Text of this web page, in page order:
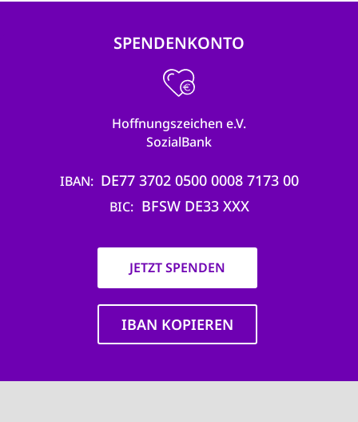
SPENDENKONTO
Hoffnungszeichen e.V.
SozialBank
IBAN DE77 3702 0500 0008 7173 00
BIC BFSW DE33 XXX
JETZT SPENDEN
IBAN KOPIEREN